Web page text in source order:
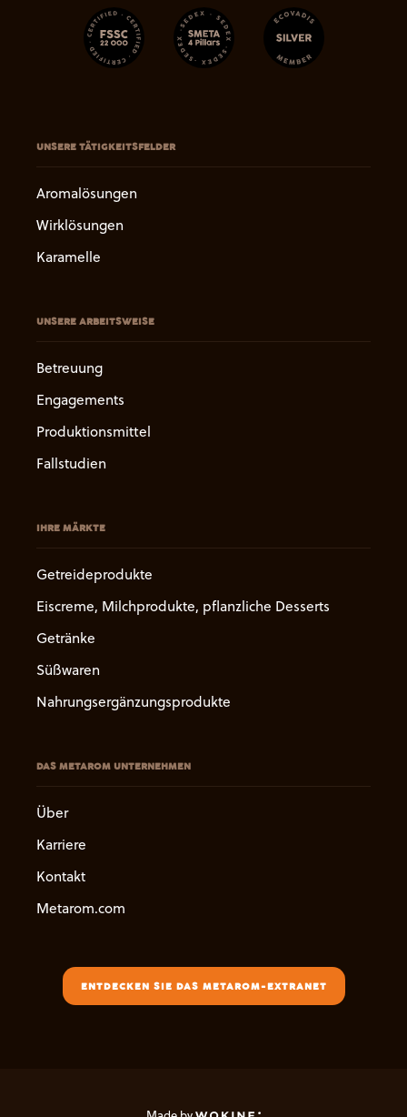
UNSERE TÄTIGKEITSFELDER
Aromalösungen
Wirklösungen
Karamelle
UNSERE ARBEITSWEISE
Betreuung
Engagements
Produktionsmittel
Fallstudien
IHRE MÄRKTE
Getreideprodukte
Eiscreme, Milchprodukte, pflanzliche Desserts
Getränke
Süßwaren
Nahrungsergänzungsprodukte
DAS METAROM UNTERNEHMEN
Über
Karriere
Kontakt
Metarom.com
ENTDECKEN SIE DAS METAROM-EXTRANET